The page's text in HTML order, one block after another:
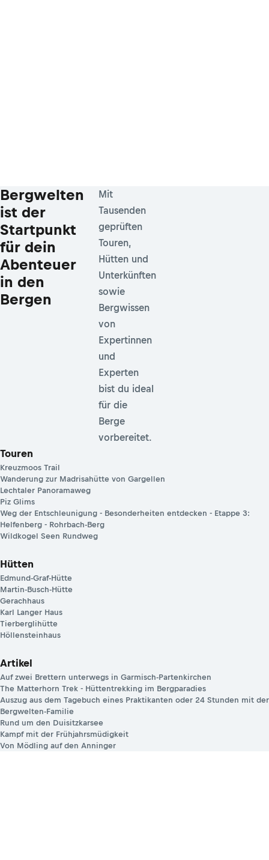
Bergwelten
ist der
Startpunkt
für dein
Abenteuer
in den
Bergen
Mit
Tausenden
geprüften
Touren,
Hütten und
Unterkünften
sowie
Bergwissen
von
Expertinnen
und
Experten
bist du ideal
für die
Berge
vorbereitet.
Touren
Kreuzmoos Trail
Wanderung zur Madrisahütte von Gargellen
Lechtaler Panoramaweg
Piz Glims
Weg der Entschleunigung - Besonderheiten entdecken - Etappe 3:
Helfenberg - Rohrbach-Berg
Wildkogel Seen Rundweg
Hütten
Edmund-Graf-Hütte
Martin-Busch-Hütte
Gerachhaus
Karl Langer Haus
Tierberglihütte
Höllensteinhaus
Artikel
Auf zwei Brettern unterwegs in Garmisch-Partenkirchen
The Matterhorn Trek - Hüttentrekking im Bergparadies
Auszug aus dem Tagebuch eines Praktikanten oder 24 Stunden mit der
Bergwelten-Familie
Rund um den Duisitzkarsee
Kampf mit der Frühjahrsmüdigkeit
Von Mödling auf den Anninger